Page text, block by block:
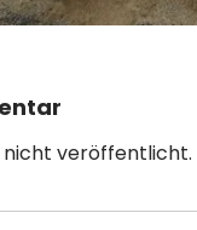
nicht veröffentlicht.